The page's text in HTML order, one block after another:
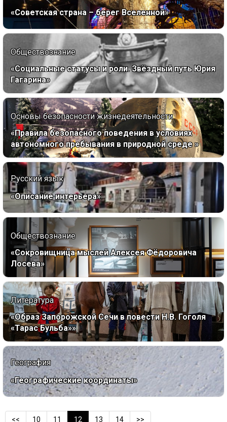
«Советская страна – берег Вселенной»
Обществознание
«Социальные статусы и роли. Звёздный путь Юрия
Гагарина»
Основы безопасности жизнедеятельности
«Правила безопасного поведения в условиях
автономного пребывания в природной среде »
Русский язык
«Описание интерьера»
Обществознание
«Сокровищница мыслей Алексея Фёдоровича
Лосева»
Литература
«Образ Запорожской Сечи в повести Н.В. Гоголя
«Тарас Бульба»»
География
«Географические координаты»
<< 10 11 12 13 14 >>